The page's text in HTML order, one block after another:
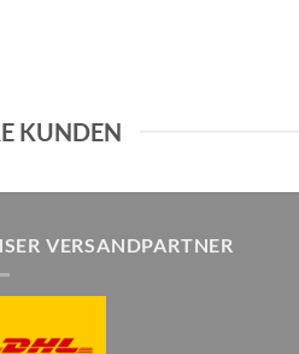
KUNDEN
VERSANDPARTNER